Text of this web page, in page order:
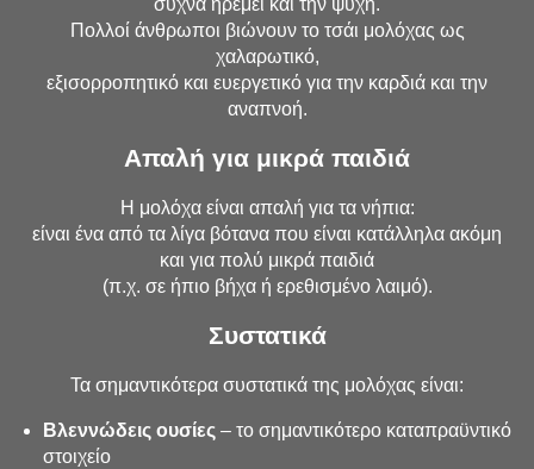
συχνά ηρεμεί και την ψυχή.
Πολλοί άνθρωποι βιώνουν το τσάι μολόχας ως
χαλαρωτικό,
εξισορροπητικό και ευεργετικό για την καρδιά και την
αναπνοή.
Απαλή για μικρά παιδιά
Η μολόχα είναι απαλή για τα νήπια:
είναι ένα από τα λίγα βότανα που είναι κατάλληλα ακόμη
και για πολύ μικρά παιδιά
(π.χ. σε ήπιο βήχα ή ερεθισμένο λαιμό).
Συστατικά
Τα σημαντικότερα συστατικά της μολόχας είναι:
Βλεννώδεις ουσίες – το σημαντικότερο καταπραϋντικό
στοιχείο